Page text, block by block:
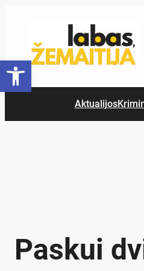
Open toolbar
Aktualijos
Pas­kui